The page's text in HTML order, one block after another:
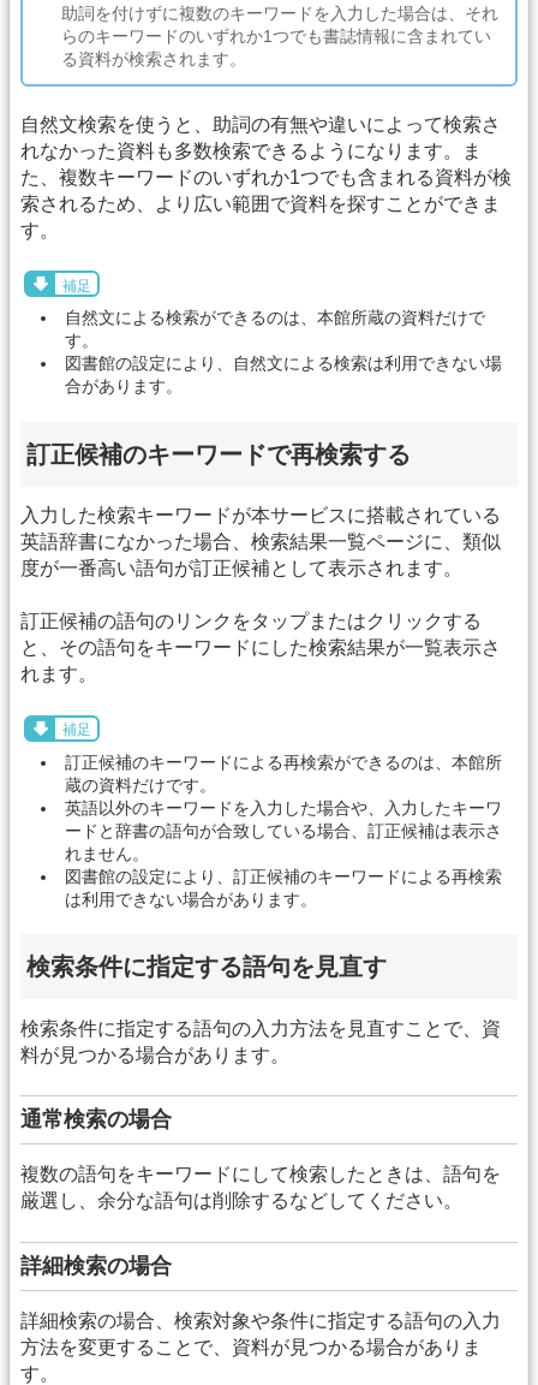
助詞を付けずに複数のキーワードを入力した場合は、それ
らのキーワードのいずれか1つでも書誌情報に含まれてい
る資料が検索されます。
自然文検索を使うと、助詞の有無や違いによって検索さ
れなかった資料も多数検索できるようになります。ま
た、複数キーワードのいずれか1つでも含まれる資料が検
索されるため、より広い範囲で資料を探すことができま
す。
補足
自然文による検索ができるのは、本館所蔵の資料だけで
す。
図書館の設定により、自然文による検索は利用できない場
合があります。
訂正候補のキーワードで再検索する
入力した検索キーワードが本サービスに搭載されている
英語辞書になかった場合、検索結果一覧ページに、類似
度が一番高い語句が訂正候補として表示されます。
訂正候補の語句のリンクをタップまたはクリックする
と、その語句をキーワードにした検索結果が一覧表示さ
れます。
補足
訂正候補のキーワードによる再検索ができるのは、本館所
蔵の資料だけです。
英語以外のキーワードを入力した場合や、入力したキーワ
ードと辞書の語句が合致している場合、訂正候補は表示さ
れません。
図書館の設定により、訂正候補のキーワードによる再検索
は利用できない場合があります。
検索条件に指定する語句を見直す
検索条件に指定する語句の入力方法を見直すことで、資
料が見つかる場合があります。
通常検索の場合
複数の語句をキーワードにして検索したときは、語句を
厳選し、余分な語句は削除するなどしてください。
詳細検索の場合
詳細検索の場合、検索対象や条件に指定する語句の入力
方法を変更することで、資料が見つかる場合がありま
す。